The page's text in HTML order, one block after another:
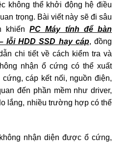
không thể khởi động hệ điều
trọng. Bài viết này sẽ đi sâu
khiếnPC Máy tính để bàn
lỗi HDD SSD hay cáp, đồng
chi tiết về cách kiểm tra và
nhận ổ cứng có thể xuất
cáp kết nối, nguồn điện,
đến phần mềm như driver,
lắng, nhiều trường hợp có thể
nhận diện được ổ cứng,